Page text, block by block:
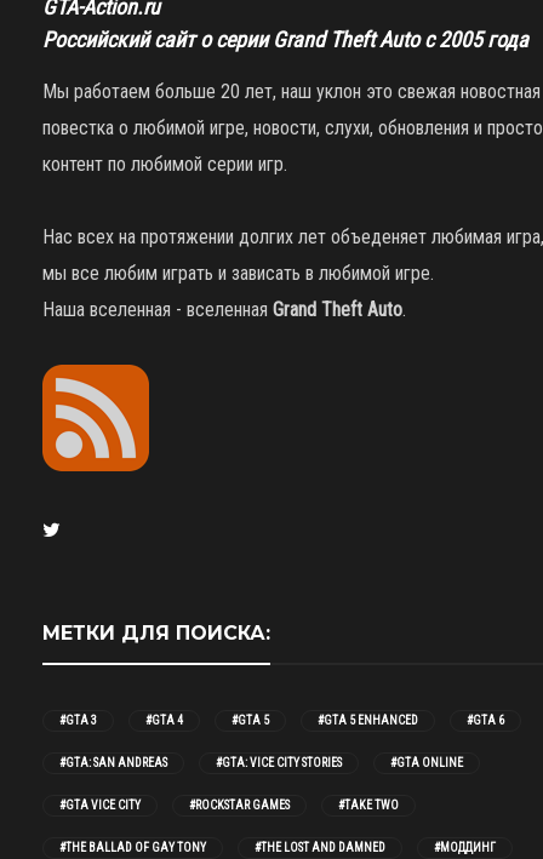
GTA-Action.ru
Российский сайт о серии Grand Theft Auto с 2005 года
Мы работаем больше 20 лет, наш уклон это свежая новостная
повестка о любимой игре, новости, слухи, обновления и просто
контент по любимой серии игр.
Нас всех на протяжении долгих лет объеденяет любимая игра,
мы все любим играть и зависать в любимой игре.
Наша вселенная - вселенная Grand Theft Auto.
МЕТКИ ДЛЯ ПОИСКА:
#GTA 3 #GTA 4 #GTA 5 #GTA 5 ENHANCED #GTA 6
#GTA: SAN ANDREAS #GTA: VICE CITY STORIES #GTA ONLINE
#GTA VICE CITY #ROCKSTAR GAMES #TAKE TWO
#THE BALLAD OF GAY TONY #THE LOST AND DAMNED #МОДДИНГ